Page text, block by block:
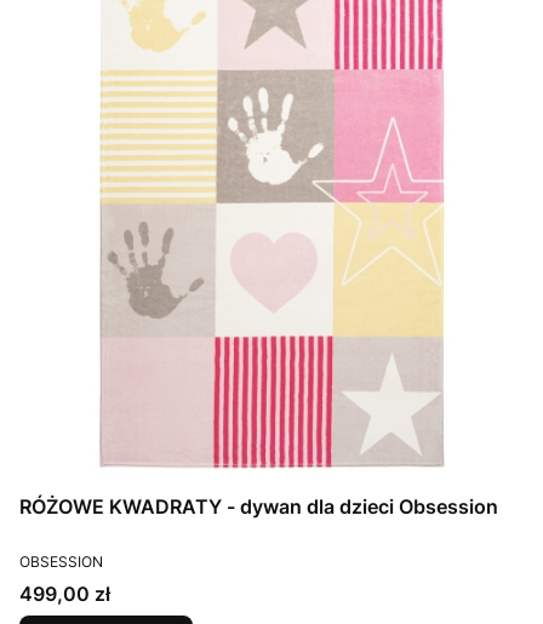
RÓŻOWE KWADRATY - dywan dla dzieci Obsession
PRODUCENT
OBSESSION
Cena
499,00 zł